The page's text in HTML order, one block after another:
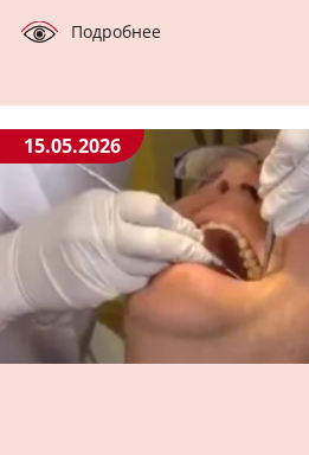
Подробнее
15.05.2026